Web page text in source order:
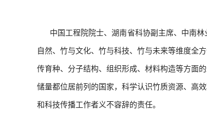
中国工程院院士、湖南省科协副主席、中南林
自然、竹与文化、竹与科技、竹与未来等维度全
传育种、分子结构、组织形成、材料构造等方面
储量都位居前列的国家，科学认识竹质资源、高
和科技传播工作者义不容辞的责任。